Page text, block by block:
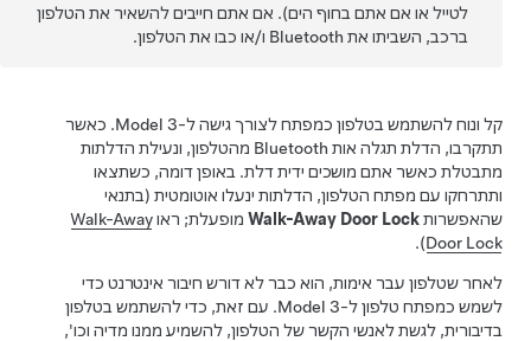
לטייל או אם אתם בחוף הים). אם אתם חייבים להשאיר את הטלפון
ברכב, השביתו את Bluetooth ו/או כבו את הטלפון.
קל ונוח להשתמש בטלפון כמפתח לצורך גישה ל-Model 3. כאשר
תתקרבו, הדלת תגלה אות Bluetooth מהטלפון, ונעילת הדלתות
מתבטלתכאשר אתם מושכים ידית דלת. באופן דומה, כשתצאו
ותתרחקו עם מפתח הטלפון, הדלתות ינעלו אוטומטית (בתנאי
שהאפשרותWalk-Away Door Lock מופעלת; ראו Walk-Away
Door Lock
).
לאחר שטלפון עבר אימות, הוא כבר לא דורש חיבור אינטרנט כדי
לשמש כמפתח טלפון ל-Model 3. עם זאת, כדי להשתמש בטלפון
בדיבורית, לגשת לאנשי הקשר של הטלפון, להשמיע ממנו מדיה וכו',